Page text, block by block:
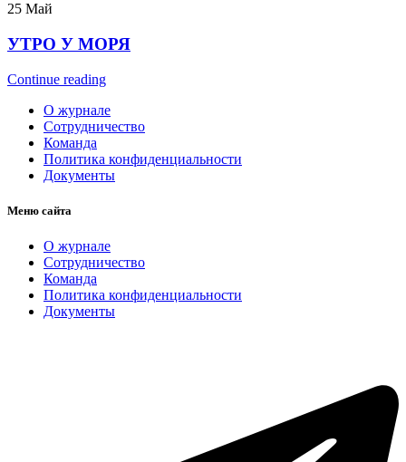
25 Май
УТРО У МОРЯ
Continue reading
О журнале
Сотрудничество
Команда
Политика конфиденциальности
Документы
Меню сайта
О журнале
Сотрудничество
Команда
Политика конфиденциальности
Документы